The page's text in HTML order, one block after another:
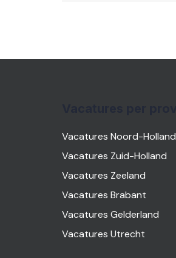
Vacatures Noord-Holland
Vacatures Zuid-Holland
Vacatures Zeeland
Vacatures Brabant
Vacatures Gelderland
Vacatures Utrecht